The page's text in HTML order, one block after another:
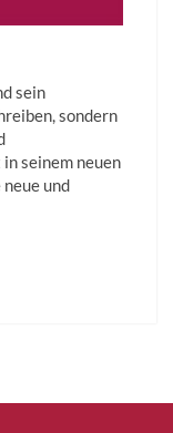
sein
sondern
seinem neuen
und